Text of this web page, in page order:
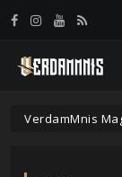
VerdamMnis
Panneau de